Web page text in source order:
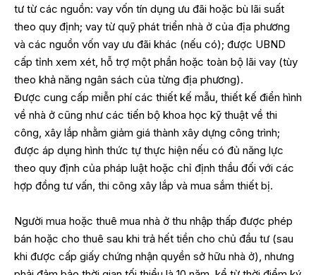
tư từ các nguồn: vay vốn tín dụng ưu đãi hoặc bù lãi suất
theo quy định; vay từ quỹ phát triển nhà ở của địa phương
và các nguồn vốn vay ưu đãi khác (nếu có); được UBND
cấp tỉnh xem xét, hỗ trợ một phần hoặc toàn bộ lãi vay (tùy
theo khả năng ngân sách của từng địa phương).
Được cung cấp miễn phí các thiết kế mẫu, thiết kế điển hình
về nhà ở cũng như các tiến bộ khoa học kỹ thuật về thi
công, xây lắp nhằm giảm giá thành xây dựng công trình;
được áp dụng hình thức tự thực hiện nếu có đủ năng lực
theo quy định của pháp luật hoặc chỉ định thầu đối với các
hợp đồng tư vấn, thi công xây lắp và mua sắm thiết bị.
Người mua hoặc thuê mua nhà ở thu nhập thấp được phép
bán hoặc cho thuê sau khi trả hết tiền cho chủ đầu tư (sau
khi được cấp giấy chứng nhận quyền sở hữu nhà ở), nhưng